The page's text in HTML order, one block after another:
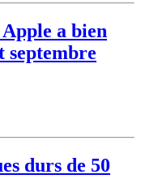
a bien
septembre
durs de 50